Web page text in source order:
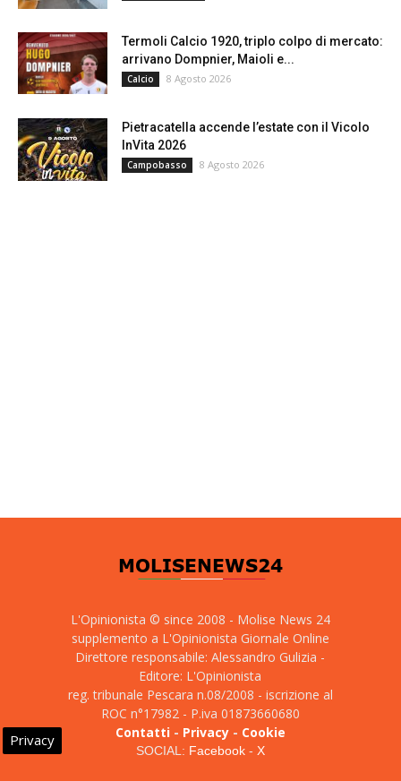
Termoli Calcio 1920, triplo colpo di mercato:
arrivano Dompnier, Maioli e...
Calcio 8 Agosto 2026
Pietracatella accende l’estate con il Vicolo
InVita 2026
Campobasso 8 Agosto 2026
L'Opinionista © since 2008 - Molise News 24
supplemento a L'Opinionista Giornale Online
Direttore responsabile: Alessandro Gulizia -
Editore: L'Opinionista
reg. tribunale Pescara n.08/2008 - iscrizione al
ROC n°17982 - P.iva 01873660680
Contatti- Privacy- Cookie
SOCIAL: Facebook- X
Privacy